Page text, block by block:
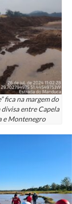
fica na margem do
entre Capela
e Montenegro